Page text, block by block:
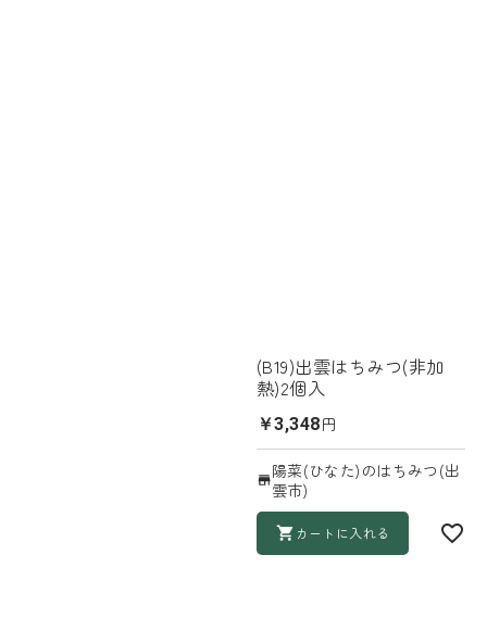
(B19)出雲はちみつ(非加
熱)2個入
￥3,348円
陽菜(ひなた)のはちみつ(出
雲市)
カートに入れる